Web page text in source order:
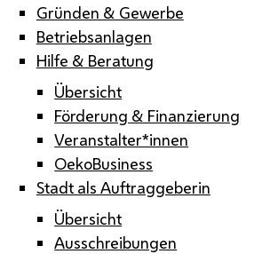
Gründen & Gewerbe
Betriebsanlagen
Hilfe & Beratung
Übersicht
Förderung & Finanzierung
Veranstalter*innen
OekoBusiness
Stadt als Auftraggeberin
Übersicht
Ausschreibungen